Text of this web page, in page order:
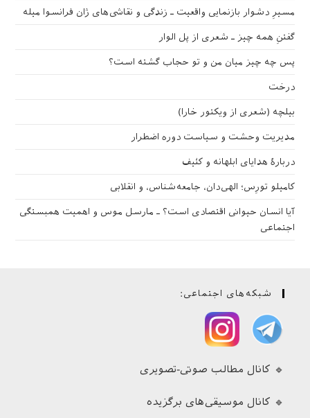
مسیرِ دشوار بازنمایی واقعیت ـ زندگی و نقاشی‌های ژان فرانسوا میله
گفتنِ همه چیز ـ شعری از پل الوار
پس چه چیز میان من و تو حجاب گشته است؟
درخت
بیلچه (شعری از ویکتور خارا)
مدیریت وحشت و سیاست دوره اضطرار
دربارهٔ هدایای ابلهانه و کثیف
کامیلو تورِس؛ الهی‌دان، جامعه‌شناس، و انقلابی
آیا انسان حیوانی اقتصادی است؟ ـ مارسل موس و اهمیت همبستگی
اجتماعی
شبکه‌های اجتماعی:
🔹 کانال مطالب صوتی-تصویری
🔹 کانال موسیقی‌های برگزیده